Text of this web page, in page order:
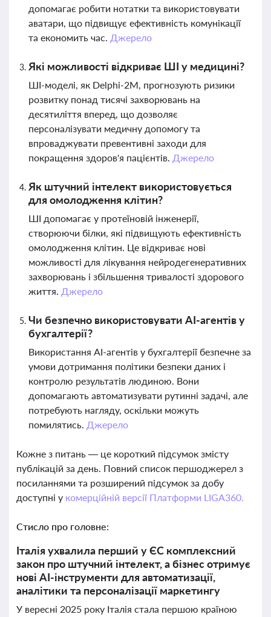
допомагає робити нотатки та використовувати
аватари, що підвищує ефективність комунікації
та економить час. Джерело
Які можливості відкриває ШІ у медицині?
ШІ-моделі, як Delphi-2M, прогнозують ризики
розвитку понад тисячі захворювань на
десятиліття вперед, що дозволяє
персоналізувати медичну допомогу та
впроваджувати превентивні заходи для
покращення здоров'я пацієнтів. Джерело
Як штучний інтелект використовується
для омолодження клітин?
ШІ допомагає у протеїновій інженерії,
створюючи білки, які підвищують ефективність
омолодження клітин. Це відкриває нові
можливості для лікування нейродегенеративних
захворювань і збільшення тривалості здорового
життя. Джерело
Чи безпечно використовувати AI-агентів у
бухгалтерії?
Використання AI-агентів у бухгалтерії безпечне за
умови дотримання політики безпеки даних і
контролю результатів людиною. Вони
допомагають автоматизувати рутинні задачі, але
потребують нагляду, оскільки можуть
помилятись. Джерело
Кожне з питань — це короткий підсумок змісту
публікацій за день. Повний список першоджерел з
посиланнями та розширений підсумок за добу
доступні у комерційній версії Платформи LIGA360.
Стисло про головне:
Італія ухвалила перший у ЄС комплексний
закон про штучний інтелект, а бізнес отримує
нові AI-інструменти для автоматизації,
аналітики та персоналізації маркетингу
У вересні 2025 року Італія стала першою країною